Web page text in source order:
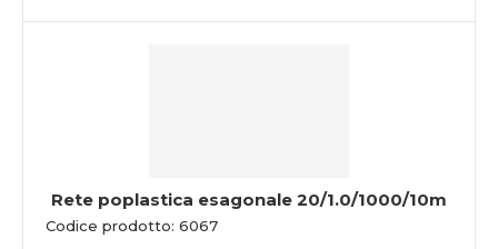
Rete poplastica esagonale 20/1.0/1000/10m
Codice prodotto: 6067